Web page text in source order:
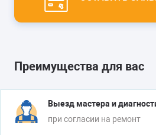
Преимущества для вас
Выезд мастера и
при согласии на ремонт